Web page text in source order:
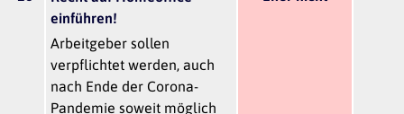
einführen!
Arbeitgeber sollen
verpflichtet werden, auch
nach Ende der Corona-
Pandemie soweit möglich